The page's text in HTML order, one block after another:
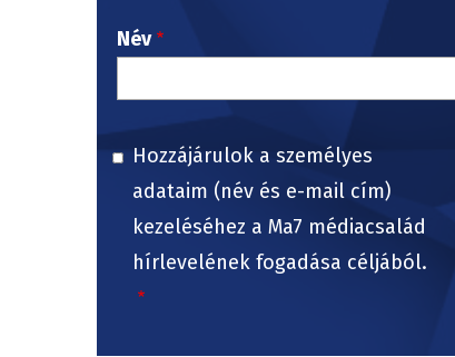
Név
Hozzájárulok a személyes
adataim (név és e-mail cím)
kezeléséhez a Ma7 médiacsalád
hírlevelének fogadása céljából.